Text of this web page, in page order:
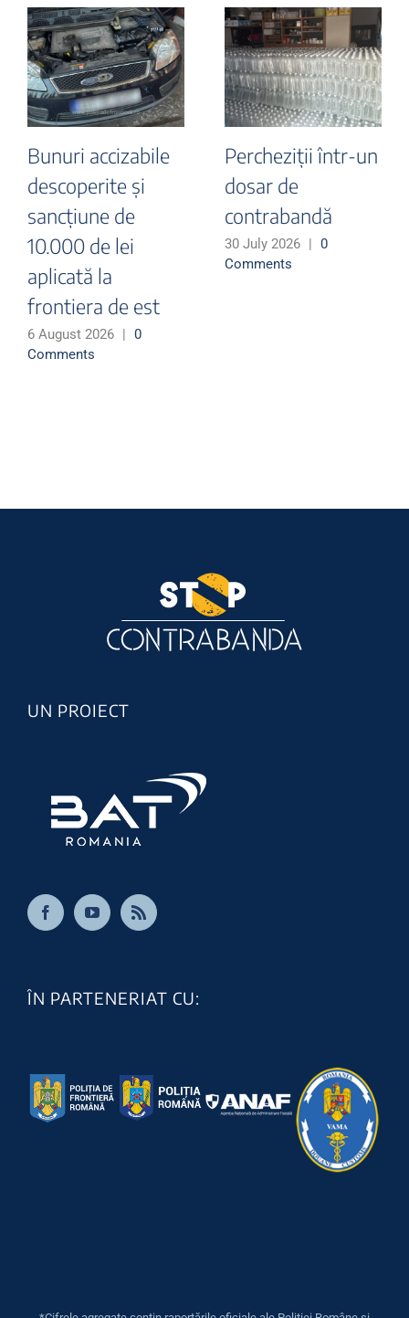
Bunuri accizabile
descoperite și
sancțiune de
10.000 de lei
aplicată la
frontiera de est
6 August 2026
0
Comments
Percheziții într-un
dosar de
contrabandă
30 July 2026
0
Comments
UN PROIECT
ÎN PARTENERIAT CU: